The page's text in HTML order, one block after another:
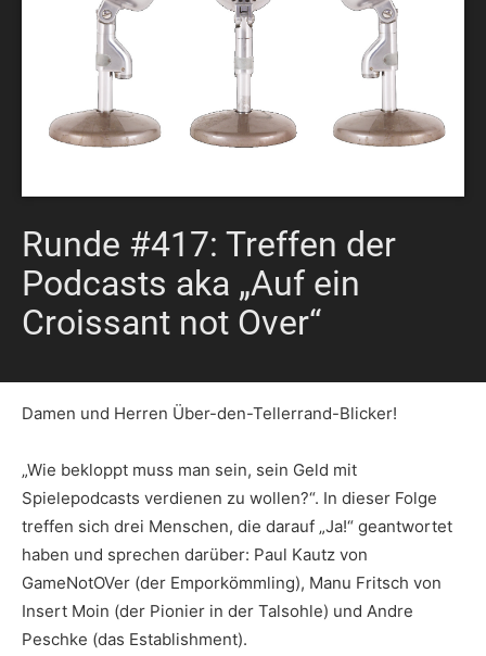
Runde #417: Treffen der
Podcasts aka „Auf ein
Croissant not Over“
Damen und Herren Über-den-Tellerrand-Blicker!
„Wie bekloppt muss man sein, sein Geld mit
Spielepodcasts verdienen zu wollen?“. In dieser Folge
treffen sich drei Menschen, die darauf „Ja!“ geantwortet
haben und sprechen darüber: Paul Kautz von
GameNotOVer (der Emporkömmling), Manu Fritsch von
Insert Moin (der Pionier in der Talsohle) und Andre
Peschke (das Establishment).